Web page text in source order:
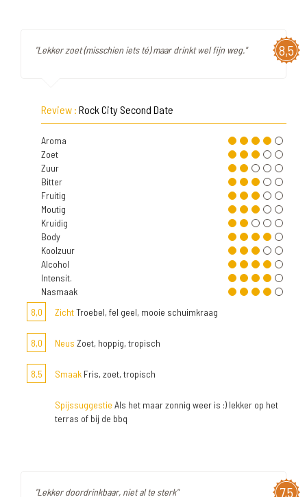
8,5
"Lekker zoet (misschien iets té) maar drinkt wel fijn weg."
Review : Rock City Second Date
Aroma
Zoet
Zuur
Bitter
Fruitig
Moutig
Kruidig
Body
Koolzuur
Alcohol
Intensit.
Nasmaak
8,0
ZichtTroebel, fel geel, mooie schuimkraag
8,0 Neus Zoet, hoppig, tropisch
8,5 Smaak Fris, zoet, tropisch
Spijssuggestie Als het maar zonnig weer is :) lekker op het
terras of bij de bbq
7,5
"Lekker doordrinkbaar, niet al te sterk"